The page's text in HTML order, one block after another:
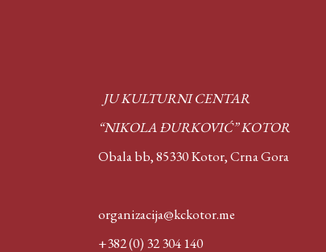
JU KULTURNI CENTAR
“NIKOLA ĐURKOVIĆ” KOTOR
Obala bb, 85330 Kotor,Crna Gora
organizacija@kckotor.me
+382 (0) 32 304 140